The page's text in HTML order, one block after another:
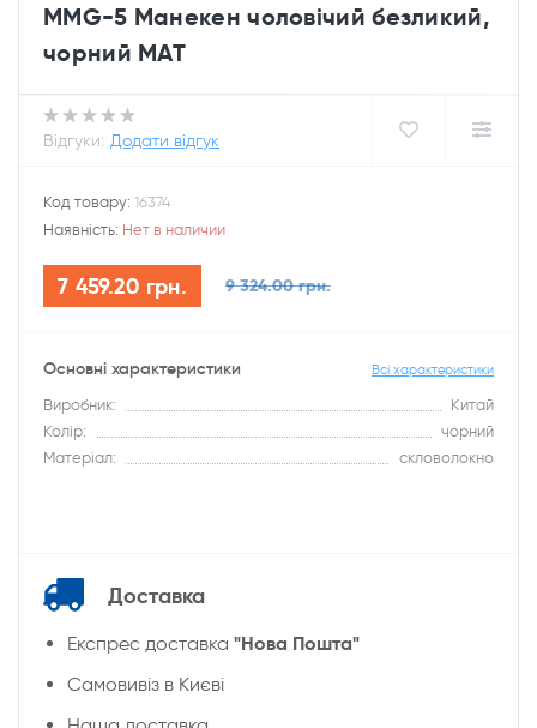
MMG-5 Манекен чоловічий безликий,
чорний МАТ
Відгуки: Додати відгук
Код товару: 16374
Наявність: Нет в наличии
7 459.20 грн. 9 324.00 грн.
Основні характеристики Всі характеристики
Виробник:
Китай
Колір:
чорний
Матеріал:
скловолокно
Доставка
Експрес доставка "Нова Пошта"
Cамовивіз в Києві